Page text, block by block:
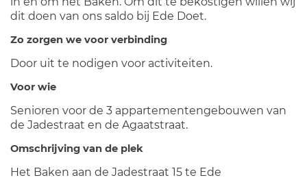
dit doen van ons saldo bij Ede Doet.
Zo zorgen we voor verbinding
Door uit te nodigen voor activiteiten.
Voor wie
Senioren voor de 3 appartementengebouwen van
de Jadestraat en de Agaatstraat.
Omschrijving van de plek
Het Baken aan de Jadestraat 15 te Ede